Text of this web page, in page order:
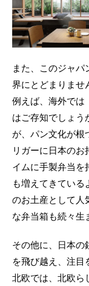
また、このジャ
界にとどまりませ
例えば、海外では
はご存知でしょう
が、パン文化が根
リガーに日本のお
イムに手製弁当を
も増えてきている
のお土産として人
な弁当箱も続々生
その他に、日本の
を飛び越え、注目
北欧では、北欧ら